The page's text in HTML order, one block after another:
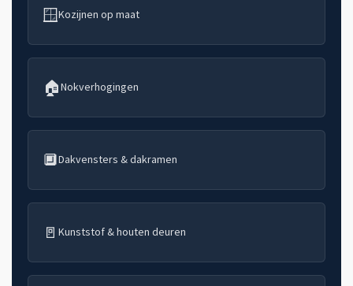
🪟Kozijnen op maat
🏠Nokverhogingen
🔲Dakvensters & dakramen
🚪 Kunststof & houten deuren